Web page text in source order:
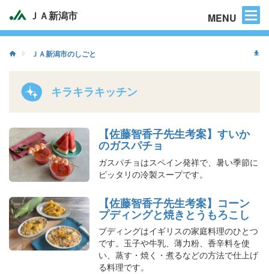
ＪＡ新潟市 MENU
ＪＡ新潟市のしごと
キラキラキッチン
【佐藤智香子先生考案】すいか
のガスパチョ
ガスパチョはスペイン発祥で、暑い季節に
ピッタリの冷製スープです。
【佐藤智香子先生考案】コーン
プディングと焼きとうもろこし
プディングはイギリスの家庭料理のひとつ
です。玉子や牛乳、薄力粉、香辛料を使
い、蒸す・焼く・煮るなどの方法で仕上げ
る料理です。